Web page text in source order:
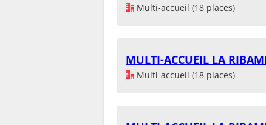
Multi-accueil (18 places)
MULTI-ACCUEIL LA
Multi-accueil (18 places)